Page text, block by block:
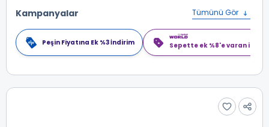
Kampanyalar Tümünü Gör
Peşin Fiyatına Ek %3 İndirim Sepette ek %8'e varan